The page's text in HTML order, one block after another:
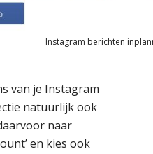
Instagram berichten
van je Instagram
natuurlijk ook
naar
en kies ook